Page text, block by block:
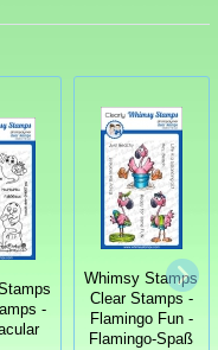
-
Whimsy Stamps
Clear Stamps -
Flamingo Fun -
Flamingo-Spaß